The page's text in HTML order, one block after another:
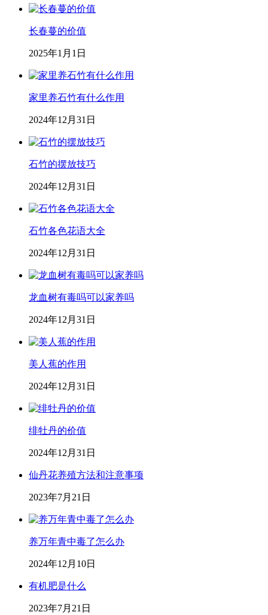
长春蔓的价值
2025年1月1日
家里养石竹有什么作用
2024年12月31日
石竹的摆放技巧
2024年12月31日
石竹各色花语大全
2024年12月31日
龙血树有毒吗可以家养吗
2024年12月31日
美人蕉的作用
2024年12月31日
绯牡丹的价值
2024年12月31日
仙丹花养殖方法和注意事项
2023年7月21日
养万年青中毒了怎么办
2024年12月10日
有机肥是什么
2023年7月21日